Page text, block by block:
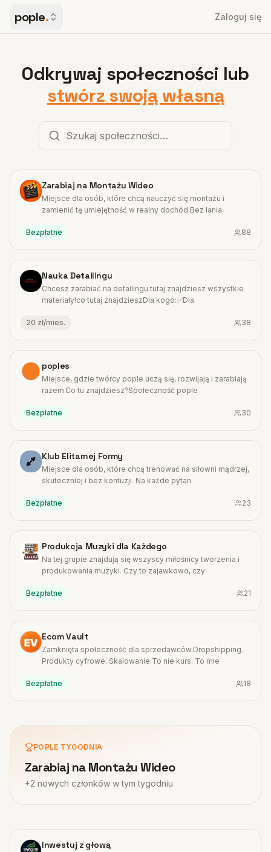
pople. Zaloguj się
Odkrywaj społeczności lub
stwórz swoją własną
#1 Zarabiaj na Montażu Wideo
Miejsce dla osób, które chcą nauczyć się montażu i
zamienić tę umiejętność w realny dochód.Bez lania
Bezpłatne 88
#2 Nauka Detailingu
Chcesz zarabiać na detailingu tutaj znajdziesz wszystkie
materiały!co tutaj znajdzieszDla kogo:✅Dla
20 zł/mies. 38
3 poples
Miejsce, gdzie twórcy pople uczą się, rozwijają i zarabiają
razem.Co tu znajdziesz?Społeczność pople
Bezpłatne 30
#4 Klub Elitarnej Formy
Miejsce dla osób, które chcą trenować na siłowni mądrzej,
skuteczniej i bez kontuzji. Na każde pytan
Bezpłatne 23
5 Produkcja Muzyki dla Każdego
Na tej grupie znajdują się wszyscy miłośnicy tworzenia i
produkowania muzyki. Czy to zajawkowo, czy
Bezpłatne 21
#6 Ecom Vault
Zamknięta społeczność dla sprzedawców.Dropshipping.
Produkty cyfrowe. Skalowanie.To nie kurs. To mie
Bezpłatne 18
POPLE TYGODNIA
Zarabiaj na Montażu Wideo
+2 nowych członków w tym tygodniu
#7 Inwestuj z głową